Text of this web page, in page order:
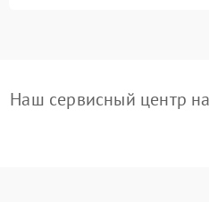
Наш сервисный центр